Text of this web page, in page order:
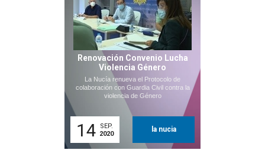
Renovación Convenio Lucha
Violencia Género
La Nucía renueva el Protocolo de
colaboración con Guardia Civil contra la
violencia de Género
14
SEP.
2020
la nucia